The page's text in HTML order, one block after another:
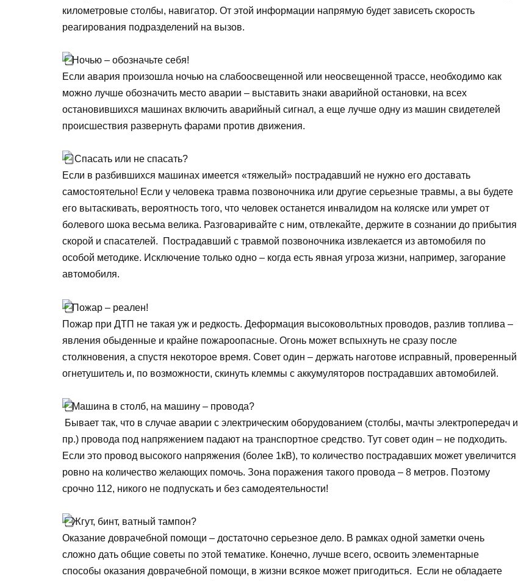
километровые столбы, навигатор. От этой информации напрямую будет зависеть скорость
реагирования подразделений на вызов.
Ночью – обозначьте себя!
Если авария произошла ночью на слабоосвещенной или неосвещенной трассе, необходимо как
можно лучше обозначить место аварии – выставить знаки аварийной остановки, на всех
остановившихся машинах включить аварийный сигнал, а еще лучше одну из машин свидетелей
происшествия развернуть фарами против движения.
Спасать или не спасать?
Если в разбившихся машинах имеется «тяжелый» пострадавший не нужно его доставать
самостоятельно! Если у человека травма позвоночника или другие серьезные травмы, а вы будете
его вытаскивать, вероятность того, что человек останется инвалидом на коляске или умрет от
болевого шока весьма велика. Разговаривайте с ним, отвлекайте, держите в сознании до прибытия
скорой и спасателей. Пострадавший с травмой позвоночника извлекается из автомобиля по
особой методике. Исключение только одно – когда есть явная угроза жизни, например, загорание
автомобиля.
Пожар – реален!
Пожар при ДТП не такая уж и редкость. Деформация высоковольтных проводов, разлив топлива –
явления обыденные и крайне пожароопасные. Огонь может вспыхнуть не сразу после
столкновения, а спустя некоторое время. Совет один – держать наготове исправный, проверенный
огнетушитель и, по возможности, скинуть клеммы с аккумуляторов пострадавших автомобилей.
Машина в столб, на машину – провода?
Бывает так, что в случае аварии с электрическим оборудованием (столбы, мачты электропередач и
пр.) провода под напряжением падают на транспортное средство. Тут совет один – не подходить.
Если это провод высокого напряжения (более 1кВ), то количество пострадавших может увеличится
ровно на количество желающих помочь. Зона поражения такого провода – 8 метров. Поэтому
срочно 112, никого не подпускать и без самодеятельности!
Жгут, бинт, ватный тампон?
Оказание доврачебной помощи – достаточно серьезное дело. В рамках одной заметки очень
сложно дать общие советы по этой тематике. Конечно, лучше всего, освоить элементарные
способы оказания доврачебной помощи, в жизни всякое может пригодиться. Если не обладаете